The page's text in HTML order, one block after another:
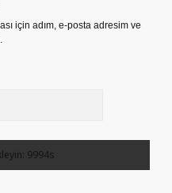
için adım, e-posta adresim ve